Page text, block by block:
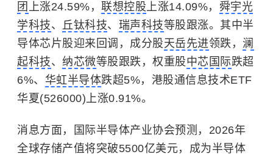
团 上涨24.59%， 联想控股上涨14.09%， 舜宇光
学科技、 丘钛科技、 瑞声科技等股跟涨。其中半
导体芯片股迎来回调，成分股天岳先进领跌， 澜
起科技、 纳芯微等股跟跌，权重股中芯国际跌超
6%、 华虹半导体跌超5%，港股通信息技术ETF
华夏(526000)上涨0.91%。
消息方面，国际半导体产业协会预测，2026年
全球存储产值将突破5500亿美元，成为半导体